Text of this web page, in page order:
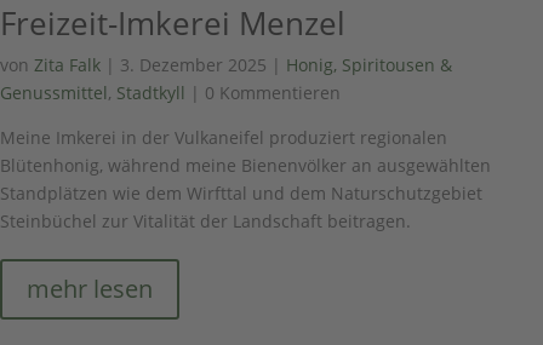
Freizeit-Imkerei Menzel
von Zita Falk | 3. Dezember 2025 | Honig, Spiritousen &
Genussmittel, Stadtkyll | 0 Kommentieren
Meine Imkerei in der Vulkaneifel produziert regionalen
Blütenhonig, während meine Bienenvölker an ausgewählten
Standplätzen wie dem Wirfttal und dem Naturschutzgebiet
Steinbüchel zur Vitalität der Landschaft beitragen.
mehr lesen